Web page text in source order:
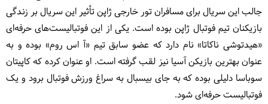
جالب این سریال برای مسافران تور خارجی ژاپن تأثیر این سریال بر زندگی
بازیکنان تیم فوتبال ژاپن بوده است. یکی از این فوتبالیست‌های حرفه‌ای
«هیدتوشی ناکاتا» نام دارد که عضو سابق تیم «آ اس روم» بوده و به
عنوان بهترین بازیکن‌ آسیا نیز لقب گرفته است. او عنوان کرده که کاپیتان
سوباسا دلیلی بوده که به جای بیسبال به سراغ ورزش فوتبال برود و یک
فوتبالیست حرفه‌ای شود.